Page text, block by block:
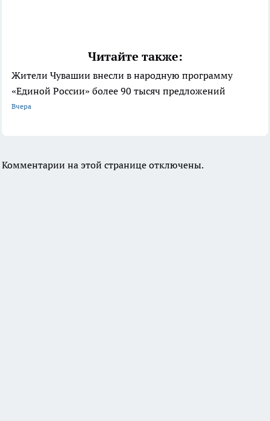
Читайте также:
Жители Чувашии внесли в народную программу
«Единой России» более 90 тысяч предложений
Вчера
Комментарии на этой странице отключены.